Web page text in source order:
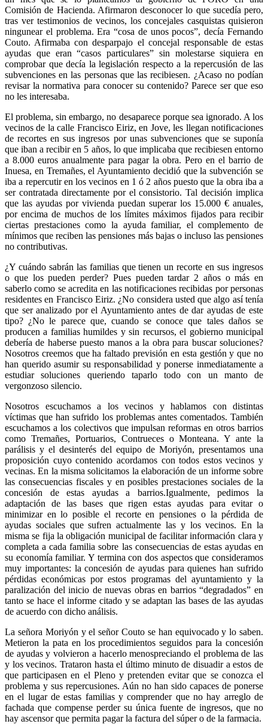
Comisión de Hacienda. Afirmaron desconocer lo que sucedía pero,
tras ver testimonios de vecinos, los concejales casquistas quisieron
ningunear el problema. Era “cosa de unos pocos”, decía Fernando
Couto. Afirmaba con desparpajo el concejal responsable de estas
ayudas que eran “casos particulares” sin molestarse siquiera en
comprobar que decía la legislación respecto a la repercusión de las
subvenciones en las personas que las recibiesen. ¿Acaso no podían
revisar la normativa para conocer su contenido? Parece ser que eso
no les interesaba.
El problema, sin embargo, no desaparece porque sea ignorado. A los
vecinos de la calle Francisco Eiriz, en Jove, les llegan notificaciones
de recortes en sus ingresos por unas subvenciones que se suponía
que iban a recibir en 5 años, lo que implicaba que recibiesen entorno
a 8.000 euros anualmente para pagar la obra. Pero en el barrio de
Inuesa, en Tremañes, el Ayuntamiento decidió que la subvención se
iba a repercutir en los vecinos en 1 ó 2 años puesto que la obra iba a
ser contratada directamente por el consistorio. Tal decisión implica
que las ayudas por vivienda puedan superar los 15.000 € anuales,
por encima de muchos de los límites máximos fijados para recibir
ciertas prestaciones como la ayuda familiar, el complemento de
mínimos que reciben las pensiones más bajas o incluso las pensiones
no contributivas.
¿Y cuándo sabrán las familias que tienen un recorte en sus ingresos
o que los pueden perder? Pues pueden tardar 2 años o más en
saberlo como se acredita en las notificaciones recibidas por personas
residentes en Francisco Eiriz. ¿No considera usted que algo así tenía
que ser analizado por el Ayuntamiento antes de dar ayudas de este
tipo? ¿No le parece que, cuando se conoce que tales daños se
producen a familias humildes y sin recursos, el gobierno municipal
debería de haberse puesto manos a la obra para buscar soluciones?
Nosotros creemos que ha faltado previsión en esta gestión y que no
han querido asumir su responsabilidad y ponerse inmediatamente a
estudiar soluciones queriendo taparlo todo con un manto de
vergonzoso silencio.
Nosotros escuchamos a los vecinos y hablamos con distintas
víctimas que han sufrido los problemas antes comentados. También
escuchamos a los colectivos que impulsan reformas en otros barrios
como Tremañes, Portuarios, Contrueces o Monteana. Y ante la
parálisis y el desinterés del equipo de Moriyón, presentamos una
proposición cuyo contenido acordamos con todos estos vecinos y
vecinas. En la misma solicitamos la elaboración de un informe sobre
las consecuencias fiscales y en posibles prestaciones sociales de la
concesión de estas ayudas a barrios.Igualmente, pedimos la
adaptación de las bases que rigen estas ayudas para evitar o
minimizar en lo posible el recorte en pensiones o la pérdida de
ayudas sociales que sufren actualmente las y los vecinos. En la
misma se fija la obligación municipal de facilitar información clara y
completa a cada familia sobre las consecuencias de estas ayudas en
su economía familiar. Y termina con dos aspectos que consideramos
muy importantes: la concesión de ayudas para quienes han sufrido
pérdidas económicas por estos programas del ayuntamiento y la
paralización del inicio de nuevas obras en barrios “degradados” en
tanto se hace el informe citado y se adaptan las bases de las ayudas
de acuerdo con dicho análisis.
La señora Moriyón y el señor Couto se han equivocado y lo saben.
Metieron la pata en los procedimientos seguidos para la concesión
de ayudas y volvieron a hacerlo menospreciando el problema de las
y los vecinos. Trataron hasta el último minuto de disuadir a estos de
que participasen en el Pleno y pretenden evitar que se conozca el
problema y sus repercusiones. Aún no han sido capaces de ponerse
en el lugar de estas familias y comprender que no hay arreglo de
fachada que compense perder su única fuente de ingresos, que no
hay ascensor que permita pagar la factura del súper o de la farmacia.